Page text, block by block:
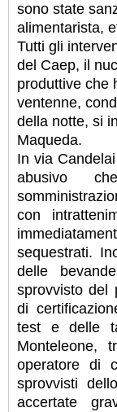
sono state
alimentarista,
Tutti gli
del Caep, il
produttive che
ventenne,
della notte, si
Maqueda.
In via
abusivo
con
sequestrati.
delle
sprovvisto del
di
test e delle
Monteleone,
operatore di
sprovvisti
accertate